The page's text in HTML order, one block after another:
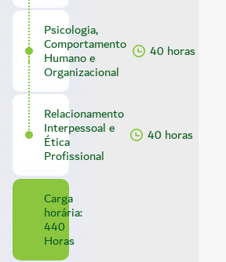
Psicologia,
Comportamento
Humano e
Organizacional
40 horas
Relacionamento
Interpessoal e
Ética
Profissional
40 horas
Carga
horária:
440
Horas